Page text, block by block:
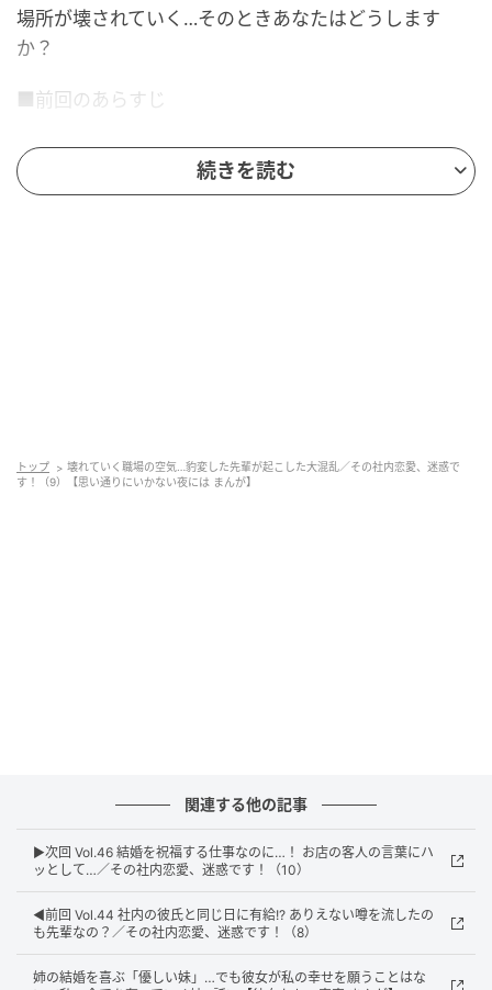
場所が壊されていく…そのときあなたはどうします
か？
■前回のあらすじ
千春の休みは田端と重なっていた。仕事を放り出して
彼氏と旅行に行く千春に社内の批判が集まる。一華は
ウーマンエキサイト
続きを読む
トップ
壊れていく職場の空気…豹変した先輩が起こした大混乱／その社内恋愛、迷惑で
す！（9）【思い通りにいかない夜には まんが】
関連する他の記事
▶︎次回 Vol.46 結婚を祝福する仕事なのに…！ お店の客人の言葉にハ
ッとして…／その社内恋愛、迷惑です！（10）
◀︎前回 Vol.44 社内の彼氏と同じ日に有給!? ありえない噂を流したの
も先輩なの？／その社内恋愛、迷惑です！（8）
姉の結婚を喜ぶ「優しい妹」…でも彼女が私の幸せを願うことはな